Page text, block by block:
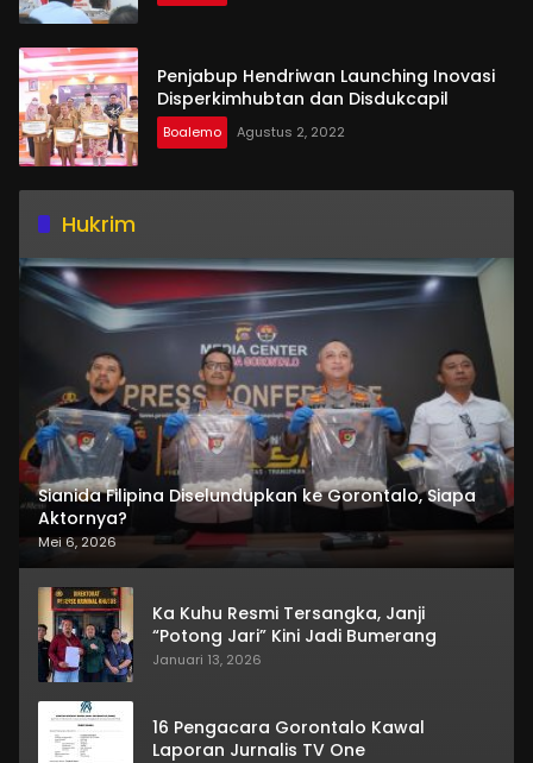
Penjabup Hendriwan Launching Inovasi
Disperkimhubtan dan Disdukcapil
Boalemo Agustus 2, 2022
Hukrim
Sianida Filipina Diselundupkan ke Gorontalo, Siapa
Aktornya?
Mei 6, 2026
Ka Kuhu Resmi Tersangka, Janji
“Potong Jari” Kini Jadi Bumerang
Januari 13, 2026
16 Pengacara Gorontalo Kawal
Laporan Jurnalis TV One